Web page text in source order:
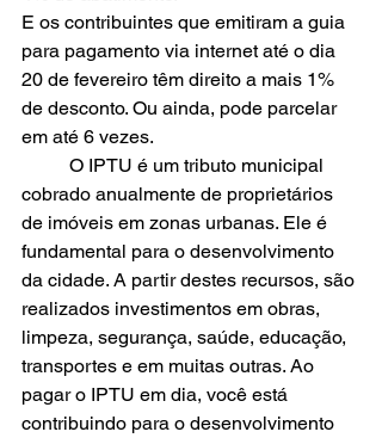
E os contribuintes que emitiram a guia
para pagamento via internet até o dia
20 de fevereiro têm direito a mais 1%
de desconto. Ou ainda, pode parcelar
em até 6 vezes.
cobrado anualmente de proprietários
de imóveis em zonas urbanas. Ele é
fundamental para o desenvolvimento
da cidade. A partir destes recursos, são
realizados investimentos em obras,
limpeza, segurança, saúde, educação,
transportes e em muitas outras. Ao
pagar o IPTU em dia, você está
contribuindo para o desenvolvimento